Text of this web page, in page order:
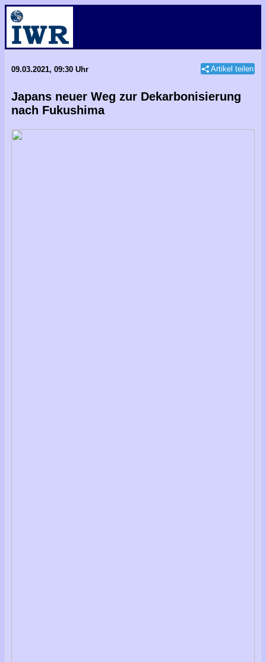
09.03.2021, 09:30 Uhr Artikel teilen
Japans neuer Weg zur Dekarbonisierung
nach Fukushima